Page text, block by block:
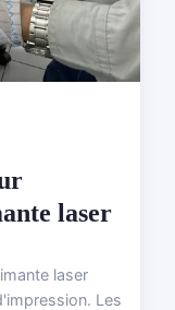
laser
laser
Les